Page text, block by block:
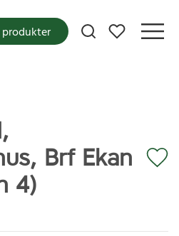
Mina favoriter
Brf Ekan
4)